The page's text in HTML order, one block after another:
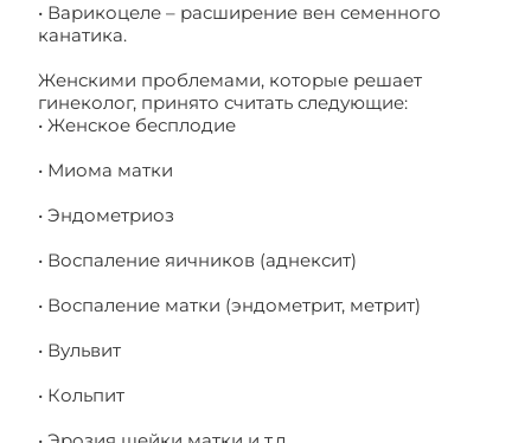
• Варикоцеле – расширение вен семенного
канатика.
Женскими проблемами, которые решает
гинеколог, принято считать следующие:
• Женское бесплодие
• Миома матки
• Эндометриоз
• Воспаление яичников (аднексит)
• Воспаление матки (эндометрит, метрит)
• Вульвит
• Кольпит